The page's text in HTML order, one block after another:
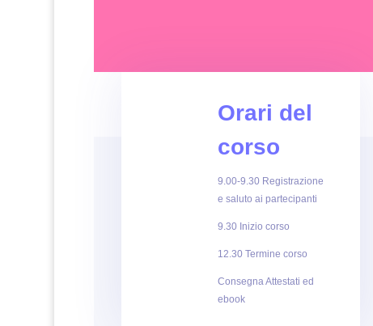
Orari del
corso
9.00-9.30 Registrazione
e saluto ai partecipanti
9.30 Inizio corso
12.30 Termine corso
Consegna Attestati ed
ebook